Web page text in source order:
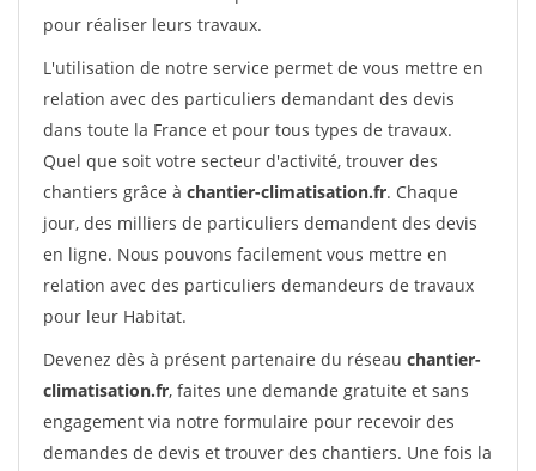
pour réaliser leurs travaux.
L'utilisation de notre service permet de vous mettre en
relation avec des particuliers demandant des devis
dans toute la France et pour tous types de travaux.
Quel que soit votre secteur d'activité, trouver des
chantiers grâce à chantier-climatisation.fr. Chaque
jour, des milliers de particuliers demandent des devis
en ligne. Nous pouvons facilement vous mettre en
relation avec des particuliers demandeurs de travaux
pour leur Habitat.
Devenez dès à présent partenaire du réseau chantier-
climatisation.fr, faites une demande gratuite et sans
engagement via notre formulaire pour recevoir des
demandes de devis et trouver des chantiers. Une fois la